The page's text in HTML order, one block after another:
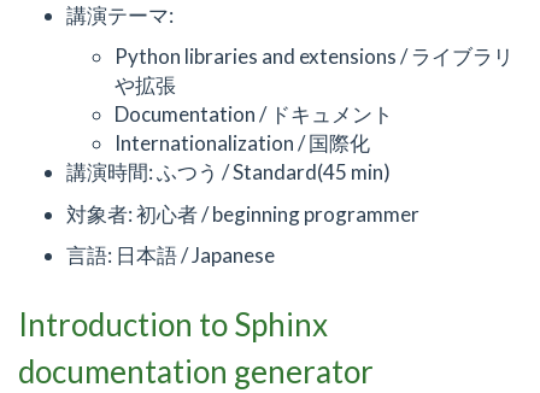
講演テーマ:
Python libraries and extensions / ライブラリ
や拡張
Documentation / ドキュメント
Internationalization / 国際化
講演時間: ふつう / Standard(45 min)
対象者: 初心者 / beginning programmer
言語: 日本語 / Japanese
Introduction to Sphinx
documentation generator